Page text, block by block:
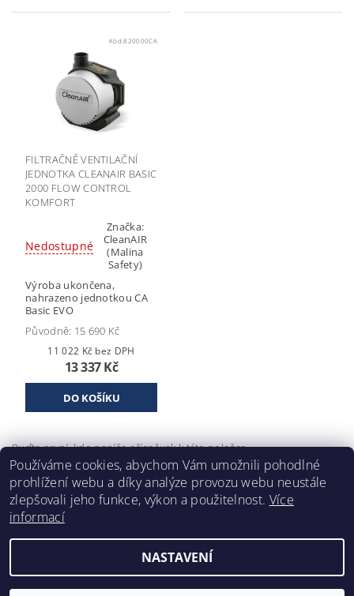
Kód:820000CA
FILTRAČNĚ VENTILAČNÍ
JEDNOTKA CLEANAIR BASIC
2000 FLOW CONTROL
KOMFORT
Nedostupné
Značka:
CleanAIR
(Malina
Safety)
Výroba ukončena,
nahrazeno jednotkou CA
Basic EVO
Původně: 15 690 Kč
11 022 Kč bez DPH
13 337 Kč
Buďte první, kdo napíše příspěvek k této položce.
Přidat komentář
2026 ©Klimafil, všechna práva vyhrazena
Používáme cookies, abychom Vám umožnili pohodlné
prohlížení webu a díky analýze provozu webu neustále
zlepšovali jeho funkce, výkon a použitelnost. Více
informací
NASTAVENÍ